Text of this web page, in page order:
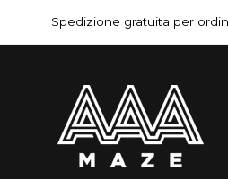
al
contenuto
Spedizione gratuita per
Navigazione
articoli